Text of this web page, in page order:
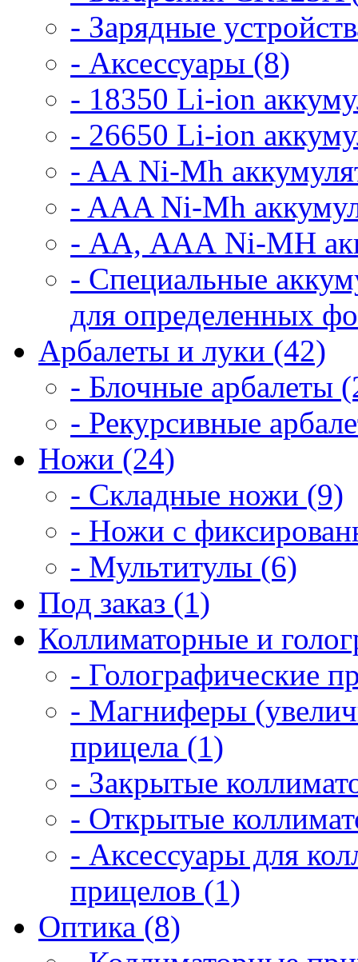
- Зарядные
- Аксессуары (8)
- 18350 Li-ion
- 26650 Li-ion
- AA Ni-Mh
- AAA Ni-Mh
- АА, ААА Ni-MH
- Специальные
для определенных
Арбалеты и луки (42)
- Блочные арбалеты
- Рекурсивные
Ножи (24)
- Складные ножи (9)
- Ножи с
- Мультитулы (6)
Под заказ (1)
Коллиматорные и
- Голографические
- Магниферы
прицела (1)
- Закрытые
- Открытые
- Аксессуары для
прицелов (1)
Оптика (8)